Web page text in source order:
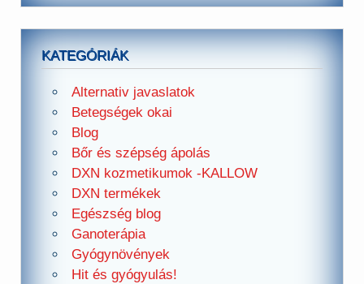
KATEGÓRIÁK
Alternativ javaslatok
Betegségek okai
Blog
Bőr és szépség ápolás
DXN kozmetikumok -KALLOW
DXN termékek
Egészség blog
Ganoterápia
Gyógynövények
Hit és gyógyulás!